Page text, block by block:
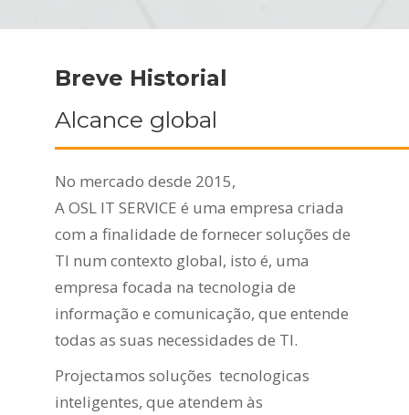
Breve Historial
Alcance global
No mercado desde 2015,
AOSL IT SERVICE é uma empresa criada
com a finalidade de fornecer soluções de
TI num contexto global, isto é, uma
empresa focada na tecnologia de
informação e comunicação, que entende
todas as suas necessidades de TI.
Projectamos soluções tecnologicas
inteligentes, que atendem às